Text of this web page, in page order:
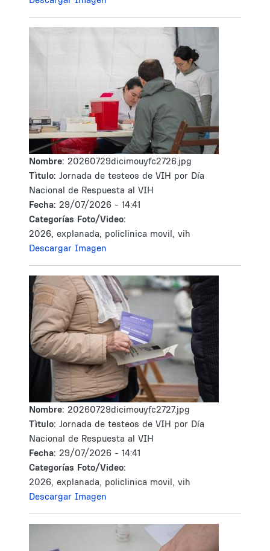
Nombre: 20260729dicimouyfc2726.jpg
Tìtulo: Jornada de testeos de VIH por Día
Nacional de Respuesta al VIH
Fecha: 29/07/2026 - 14:41
Categorías Foto/Video:
2026, explanada, policlinica movil, vih
Descargar Imagen
Nombre: 20260729dicimouyfc2727.jpg
Tìtulo: Jornada de testeos de VIH por Día
Nacional de Respuesta al VIH
Fecha: 29/07/2026 - 14:41
Categorías Foto/Video:
2026, explanada, policlinica movil, vih
Descargar Imagen